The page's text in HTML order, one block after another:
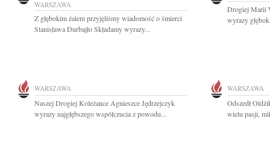
WARSZAWA
Z głębokim żalem przyjęliśmy wiadomość o śmierci
Stanisława Durbajło Składamy wyrazy...
Drogiej Marii
wyrazy
WARSZAWA
Naszej Drogiej Koleżance Agnieszce Jędrzejczyk
wyrazy najgłębszego współczucia z powodu...
WARSZAWA
Odszedł
wielu pasji,